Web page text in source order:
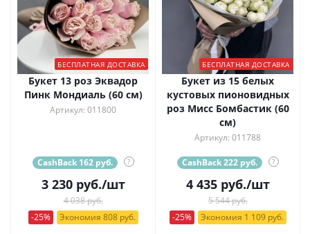
БЕСПЛАТНАЯ ДОСТАВКА
Букет 13 роз Эквадор
Пинк Мондиаль (60 см)
Артикул: 011800
CashBack 162 руб. ?
3 230руб./шт
4 038 руб.
-25%
Экономия 808 руб.
БЕСПЛАТНАЯ ДОСТАВКА
Букет из 15 белых
кустовых пионовидных
роз Мисс Бомбастик (60
см)
Артикул: 011788
CashBack 222 руб. ?
4 435руб./шт
5 544 руб.
-25%
Экономия 1 109 руб.